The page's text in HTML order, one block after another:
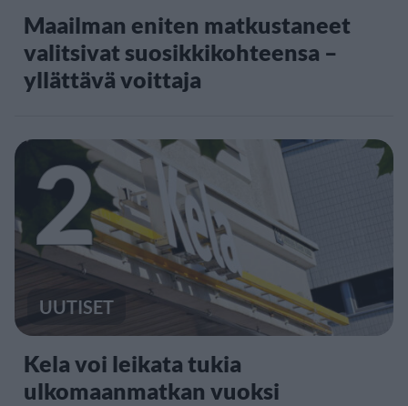
Maailman eniten matkustaneet
valitsivat suosikkikohteensa –
yllättävä voittaja
2
UUTISET
Kela voi leikata tukia
ulkomaanmatkan vuoksi